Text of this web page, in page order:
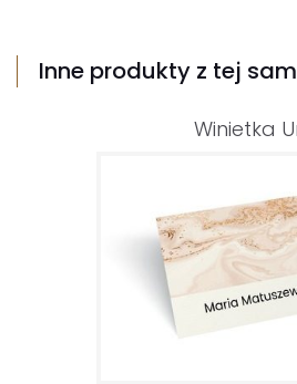
Inne produkty z tej
Winietka